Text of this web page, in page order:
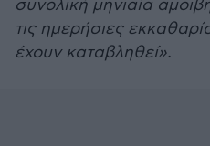
συνολική μηνιαία
τις ημερήσιες
έχουν καταβληθεί».